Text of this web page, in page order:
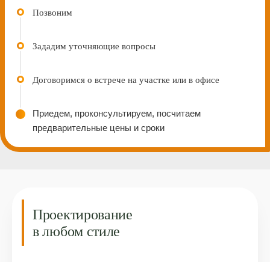
Позвоним
Зададим уточняющие вопросы
Договоримcя о встрече на участке или в офисе
Приедем, проконсультируем, посчитаем
предварительные цены и сроки
Проектирование
в любом стиле